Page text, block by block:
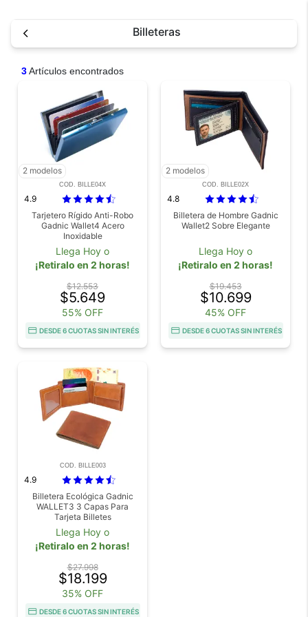
Billeteras
3Artículos encontrados
2 modelos
COD. BILLE04X
4.9
Tarjetero Rígido Anti-Robo
Gadnic Wallet4 Acero
Inoxidable
Llega Hoy o
¡Retiralo en 2 horas!
$12.553
$5.649
55% OFF
DESDE 6 CUOTAS SIN INTERÉS
2 modelos
COD. BILLE02X
4.8
Billetera de Hombre Gadnic
Wallet2 Sobre Elegante
Llega Hoy o
¡Retiralo en 2 horas!
$19.453
$10.699
45% OFF
DESDE 6 CUOTAS SIN INTERÉS
COD. BILLE003
4.9
Billetera Ecológica Gadnic
WALLET3 3 Capas Para
Tarjeta Billetes
Llega Hoy o
¡Retiralo en 2 horas!
$27.998
$18.199
35% OFF
DESDE 6 CUOTAS SIN INTERÉS